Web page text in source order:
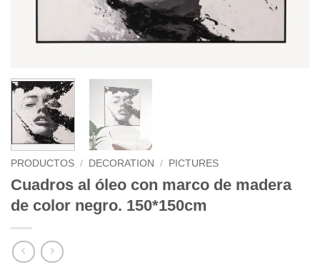
PRODUCTOS / DECORATION / PICTURES
Cuadros al óleo con marco de madera
de color negro. 150*150cm